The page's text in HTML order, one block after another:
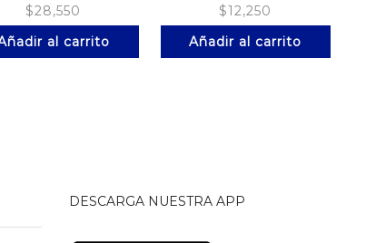
$28,550
al carrito
$12,250
Añadir al carrito
DESCARGA NUESTRA APP